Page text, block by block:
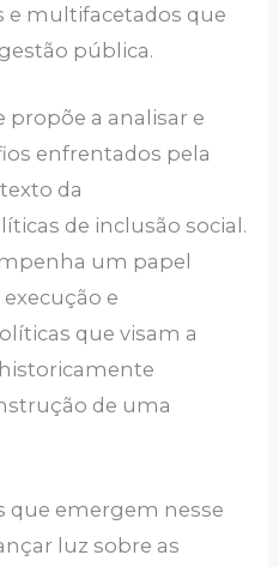
e multifacetados que
pública.
propõe a analisar e
enfrentados pela
da
de inclusão social.
um papel
e
que visam a
de uma
que emergem nesse
luz sobre as